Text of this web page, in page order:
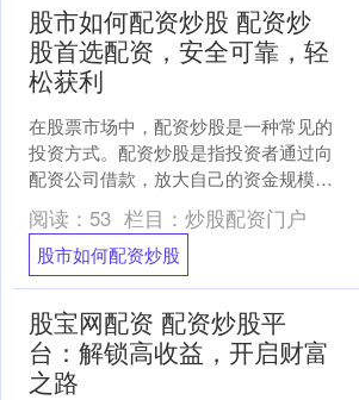
股市如何配资炒股 配资炒
股首选配资，安全可靠，轻
松获利
在股票市场中，配资炒股是一种常见的
投资方式。配资炒股是指投资者通过向
配资公司借款，放大自己的资金规模，
从而提高投资收益。 投资者只需选择合
适的配资比例和期限，即....
阅读： 53 栏目： 炒股配资门户
股市如何配资炒股
股宝网配资 配资炒股平
台：解锁高收益，开启财富
之路